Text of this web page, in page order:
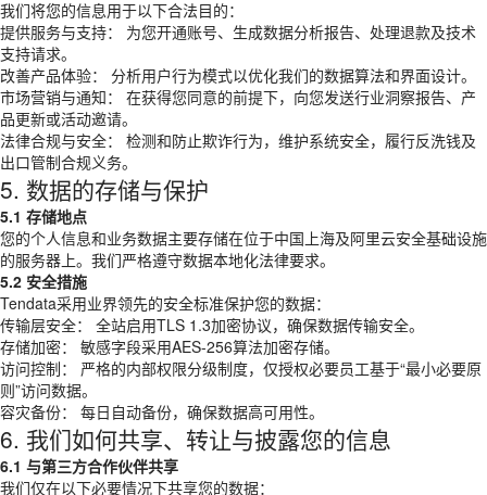
我们将您的信息用于以下合法目的：
提供服务与支持： 为您开通账号、生成数据分析报告、处理退款及技术
支持请求。
改善产品体验： 分析用户行为模式以优化我们的数据算法和界面设计。
市场营销与通知： 在获得您同意的前提下，向您发送行业洞察报告、产
品更新或活动邀请。
法律合规与安全： 检测和防止欺诈行为，维护系统安全，履行反洗钱及
出口管制合规义务。
5. 数据的存储与保护
5.1 存储地点
您的个人信息和业务数据主要存储在位于中国上海及阿里云安全基础设施
的服务器上。我们严格遵守数据本地化法律要求。
5.2 安全措施
Tendata采用业界领先的安全标准保护您的数据：
传输层安全： 全站启用TLS 1.3加密协议，确保数据传输安全。
存储加密： 敏感字段采用AES-256算法加密存储。
访问控制： 严格的内部权限分级制度，仅授权必要员工基于“最小必要原
则”访问数据。
容灾备份： 每日自动备份，确保数据高可用性。
6. 我们如何共享、转让与披露您的信息
6.1 与第三方合作伙伴共享
我们仅在以下必要情况下共享您的数据：